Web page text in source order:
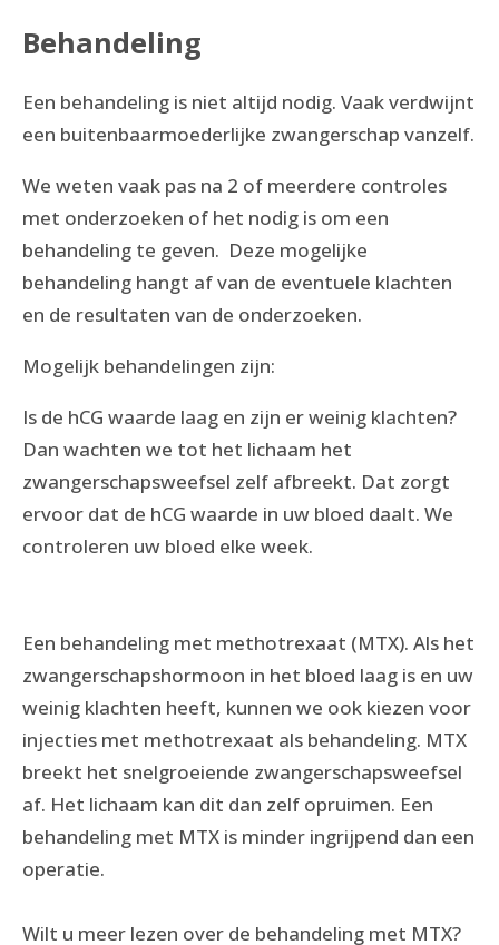
Behandeling
Een behandeling is niet altijd nodig. Vaak verdwijnt
een buitenbaarmoederlijke zwangerschap vanzelf.
We weten vaak pas na 2 of meerdere controles
met onderzoeken of het nodig is om een
behandeling te geven. Deze mogelijke
behandeling hangt af van de eventuele klachten
en de resultaten van de onderzoeken.
Mogelijk behandelingen zijn:
Is de hCG waarde laag en zijn er weinig klachten?
Dan wachten we tot het lichaam het
zwangerschapsweefsel zelf afbreekt. Dat zorgt
ervoor dat de hCG waarde in uw bloed daalt. We
controleren uw bloed elke week.
Een behandeling met methotrexaat (MTX). Als het
zwangerschapshormoon in het bloed laag is en uw
weinig klachten heeft, kunnen we ook kiezen voor
injecties met methotrexaat als behandeling. MTX
breekt het snelgroeiende zwangerschapsweefsel
af. Het lichaam kan dit dan zelf opruimen. Een
behandeling met MTX is minder ingrijpend dan een
operatie.
Wilt u meer lezen over de behandeling met MTX?